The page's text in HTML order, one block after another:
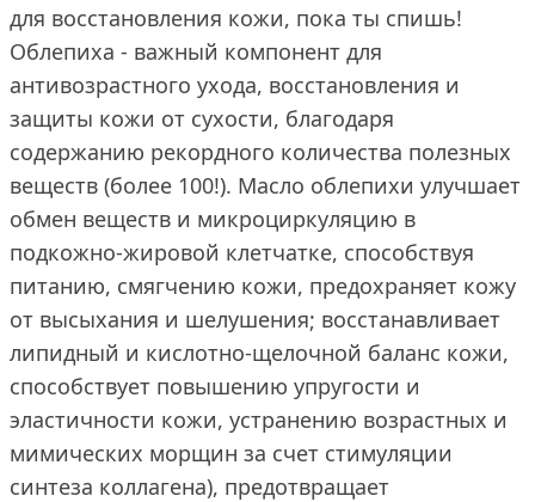
для восстановления кожи, пока ты спишь!
Облепиха - важный компонент для
антивозрастного ухода, восстановления и
защиты кожи от сухости, благодаря
содержанию рекордного количества полезных
веществ (более 100!). Масло облепихи улучшает
обмен веществ и микроциркуляцию в
подкожно-жировой клетчатке, способствуя
питанию, смягчению кожи, предохраняет кожу
от высыхания и шелушения; восстанавливает
липидный и кислотно-щелочной баланс кожи,
способствует повышению упругости и
эластичности кожи, устранению возрастных и
мимических морщин за счет стимуляции
синтеза коллагена), предотвращает